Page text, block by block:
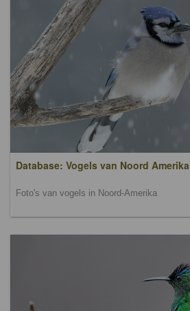
Database: Vogels van Noord Amerika
Foto's van vogels in Noord-Amerika